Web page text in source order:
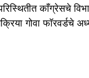
काँग्रेसचे
गोवा फॉरवर्डचे